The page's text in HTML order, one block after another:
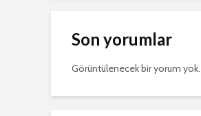
Son yorumlar
Görüntülenecek bir yorum yok.